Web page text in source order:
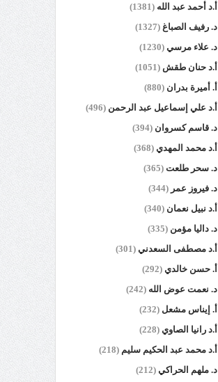
أ.د أحمد عبد الله (1381)
د. رفيف الصباغ (1327)
د. علاء مرسي (1230)
أ.د حنان طقش (1051)
أ. أميرة بدران (880)
أ.د علي إسماعيل عبد الرحمن (496)
د. قاسم كسروان (394)
أ.د محمد المهدي (368)
د. سحر طلعت (365)
د. فيروز عمر (344)
أ.د نبيل نعمان (340)
د. داليا مؤمن (335)
أ.د مصطفى السعدني (301)
أ. حسن خالدي (292)
د. نعمت عوض الله (242)
أ. إيناس مشعل (232)
أ.د رانيا الصاوي (228)
أ.د محمد عبد الحكيم سليم (218)
د. ملهم الحراكي (212)